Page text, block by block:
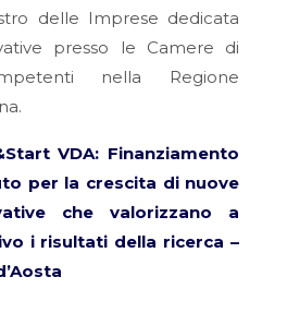
delle Imprese dedicata
presso le Camere di
nella Regione
VDA: Finanziamento
per la crescita di nuove
che valorizzano a
i risultati della ricerca –